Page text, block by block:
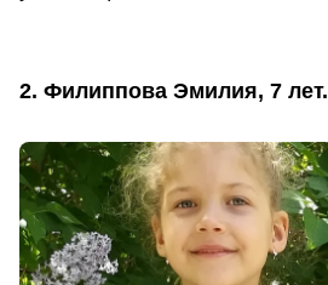
2. Филиппова Эмилия, 7 лет.